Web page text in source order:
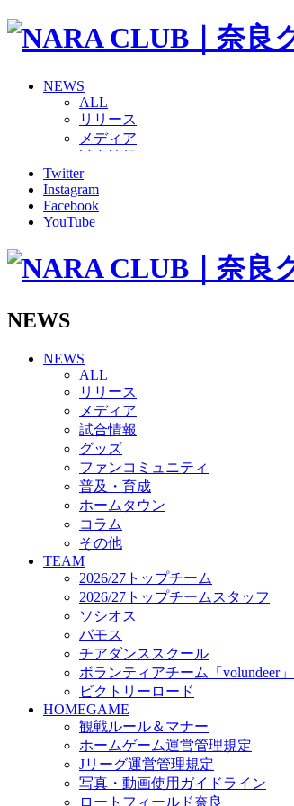
NEWS
ALL
リリース
メディア
グッズ
ファンコミュニティ
普及・育成
ホームタウン
その他
バモス
チアダンススクール
ボランティアチーム「volundeer」
ビクトリーロード
HOMEGAME
観戦ルール＆マナー
ホームゲーム運営管理規定
Jリーグ運営管理規定
写真・動画使用ガイドライン
ロートフィールド奈良
SCHEDULE
2026/27
練習見学時のファンサービスにつ
TICKET
奈良クラブ明治安田J3リーグ
奈良クラブ明治安田Ｊ3リーグ
観戦ルール＆マナー
FANCOMMUNITY
2026/27ファンコミュニティ
サポートショップ
GOODS
オフィシャルストア（実店舗）
オンラインストア
ACADEMY
アカデミーについて
Twitter
Instagram
Facebook
YouTube
NEWS
NEWS
ALL
リリース
メディア
試合情報
グッズ
ファンコミュニティ
普及・育成
ホームタウン
コラム
その他
TEAM
2026/27トップチーム
2026/27トップチームスタッフ
ソシオス
バモス
チアダンススクール
ボランティアチーム「volundeer」
ビクトリーロード
HOMEGAME
観戦ルール＆マナー
ホームゲーム運営管理規定
Jリーグ運営管理規定
写真・動画使用ガイドライン
ロートフィールド奈良